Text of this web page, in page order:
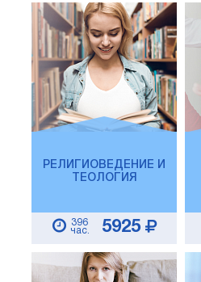
РЕЛИГИОВЕДЕНИЕ И
ТЕОЛОГИЯ
396
час.
5925